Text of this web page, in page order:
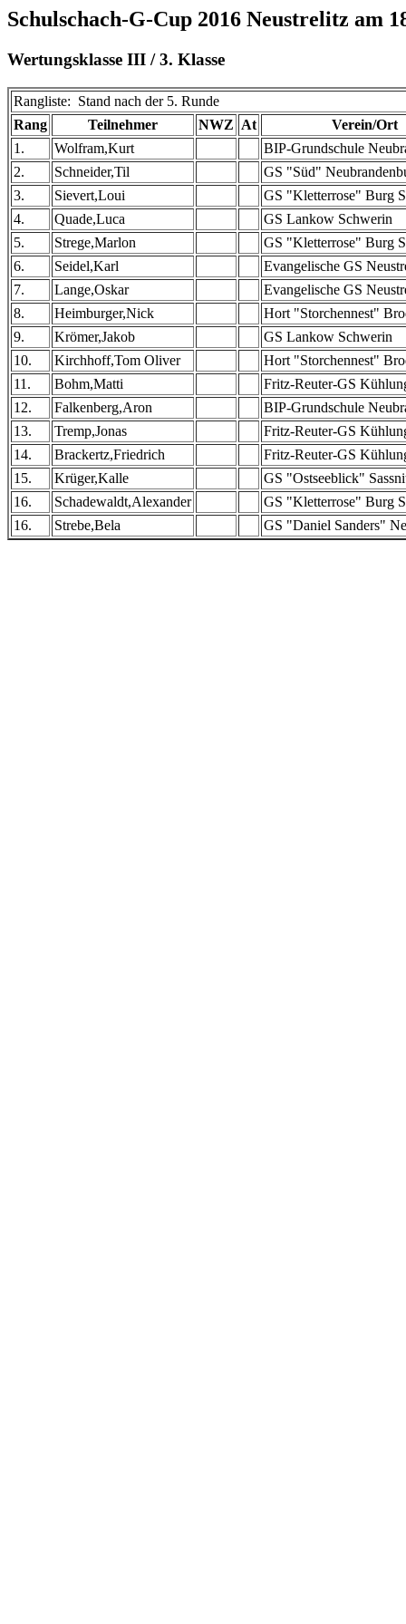
Schulschach-G-Cup 2016 Neustrelitz am
Wertungsklasse III / 3. Klasse
Rangliste: Stand nach der 5. Runde
Rang
Teilnehmer NWZ At
Verein/Ort
1.
Wolfram,Kurt
BIP-Grundschule
2.
Schneider,Til
GS "Süd"
3.
Sievert,Loui
GS "Kletterrose" Burg
4.
Quade,Luca
GS Lankow Schwerin
5.
Strege,Marlon
GS "Kletterrose" Burg
6.
Seidel,Karl
Evangelische GS
7.
Lange,Oskar
Evangelische GS
8.
Heimburger,Nick
Hort "Storchennest"
9.
Krömer,Jakob
GS Lankow Schwerin
10.
Kirchhoff,Tom Oliver
Hort "Storchennest"
11.
Bohm,Matti
Fritz-Reuter-GS
12.
Falkenberg,Aron
BIP-Grundschule
13.
Tremp,Jonas
Fritz-Reuter-GS
14.
Brackertz,Friedrich
Fritz-Reuter-GS
15.
Krüger,Kalle
GS "Ostseeblick"
16.
Schadewaldt,Alexander
GS "Kletterrose" Burg
16.
Strebe,Bela GS "Daniel Sanders"